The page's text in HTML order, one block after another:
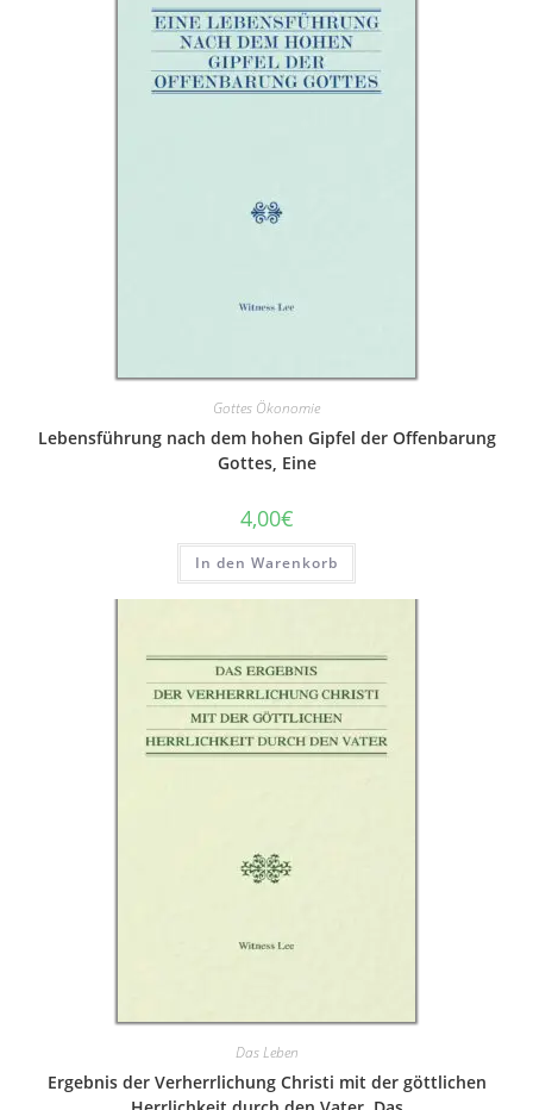
Gottes Ökonomie
Lebensführung nach dem hohen Gipfel der Offenbarung
Gottes, Eine
4,00€
In den Warenkorb
Das Leben
Ergebnis der Verherrlichung Christi mit der göttlichen